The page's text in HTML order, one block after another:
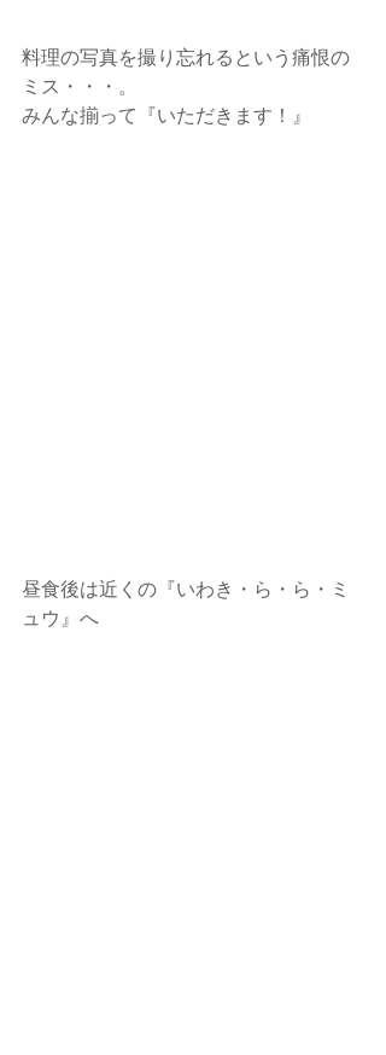
料理の写真を撮り忘れるという痛恨の
ミス・・・。
みんな揃って『いただきます！』
昼食後は近くの『いわき・ら・ら・ミ
ュウ』へ